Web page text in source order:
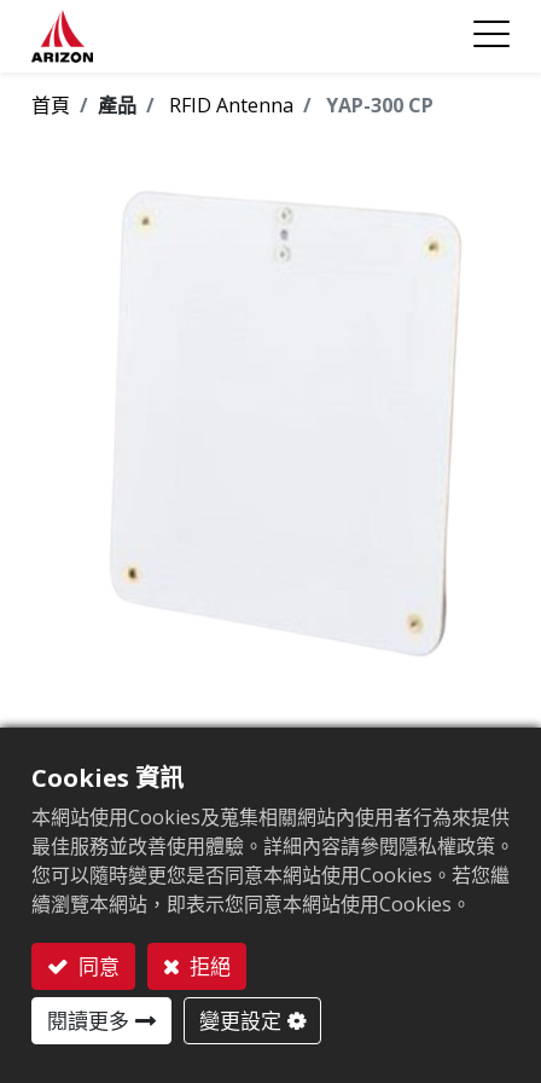
首頁 產品 RFID Antenna YAP-300 CP
YAP-300 CP
操作頻率:902~928MHz
阻抗:50Ω
增益:6dBi
接頭 :SMA Female
尺寸:137 x 137 x 3.2 mm
Cookies 資訊
本網站使用Cookies及蒐集相關網站內使用者行為來提供
最佳服務並改善使用體驗。詳細內容請參閱隱私權政策。
您可以隨時變更您是否同意本網站使用Cookies。若您繼
續瀏覽本網站，即表示您同意本網站使用Cookies。
同意
拒絕
閱讀更多
變更設定